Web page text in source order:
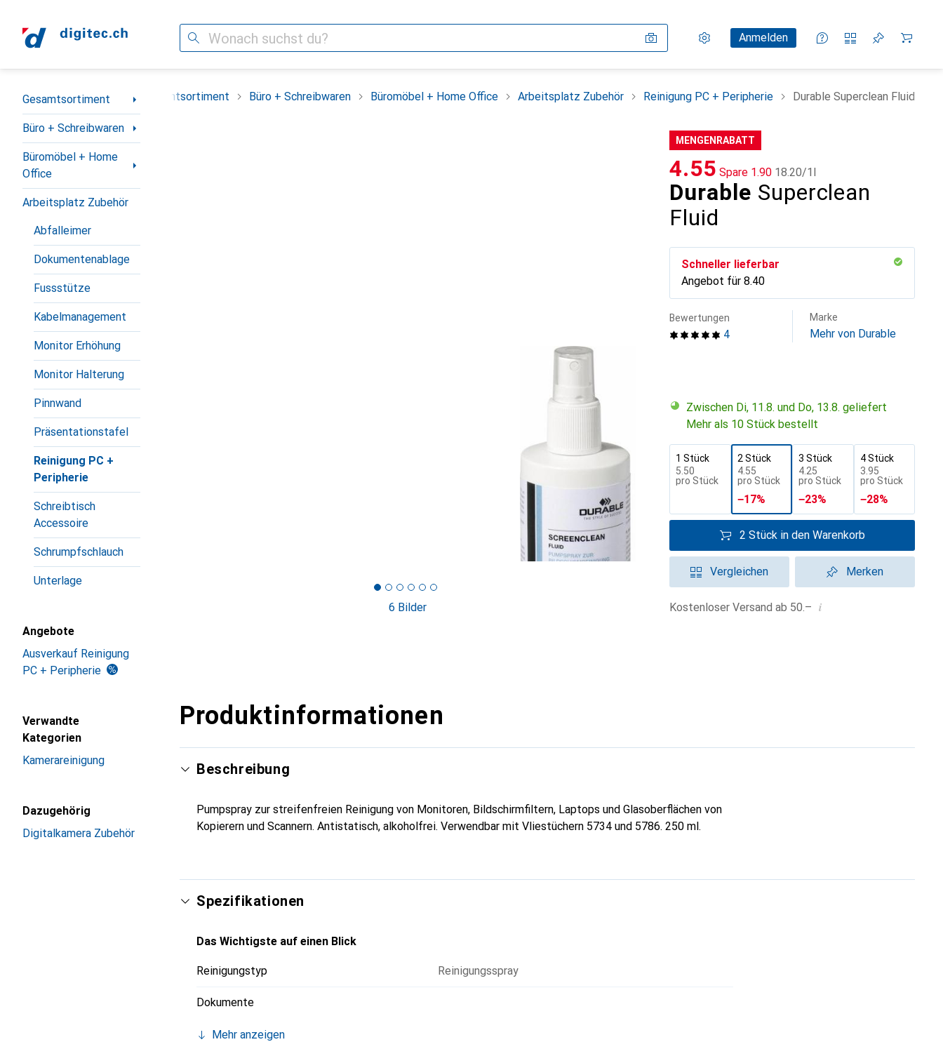
Suche Einstellungen
KundenkontoAnmelden
Vergleichslisten
Merklisten
Warenkorb
Navigation nach Kategorien
Gesamtsortiment
Büro + Schreibwaren
Büromöbel + Home
Office
Arbeitsplatz Zubehör
Abfalleimer
Dokumentenablage
Fussstütze
Kabelmanagement
Monitor Erhöhung
Monitor Halterung
Pinnwand
Präsentationstafel
Reinigung PC +
Peripherie
Schreibtisch
Accessoire
Schrumpfschlauch
Unterlage
Angebote
Ausverkauf Reinigung
PC + Peripherie
Verwandte
Kategorien
Kamerareinigung
Dazugehörig
Digitalkamera Zubehör
Gesamtsortiment Büro + Schreibwaren Büromöbel + Home Office Arbeitsplatz Zubehör Reinigung PC + Peripherie Durable Superclean Fluid
6 Bilder
MENGENRABATT
Durable Superclean
Fluid
CHF
4.55 Spare CHF
1.90 CHF
18.20/1l
Schneller lieferbar
Angebot für CHF
8.40
4
Bewertungen Marke
Mehr von Durable
Zwischen Di, 11.8. und Do, 13.8. geliefert
Mehr als 10 Stück bestellt
1 Stück
CHF
5.50
pro Stück
2 Stück
CHF
4.55
pro Stück
−17%
3 Stück
CHF
4.25
pro Stück
−23%
4 Stück
CHF
3.95
pro Stück
−28%
2 Stück in den Warenkorb
Vergleichen Merken
Kostenloser Versand ab 50.– i
Produktinformationen
Beschreibung
Pumpspray zur streifenfreien Reinigung von Monitoren, Bildschirmfiltern, Laptops und Glasoberflächen von
Kopierern und Scannern. Antistatisch, alkoholfrei. Verwendbar mit Vliestüchern 5734 und 5786. 250 ml.
Spezifikationen
Das Wichtigste auf einen Blick
Reinigungstyp Reinigungsspray
Dokumente
Mehr anzeigen